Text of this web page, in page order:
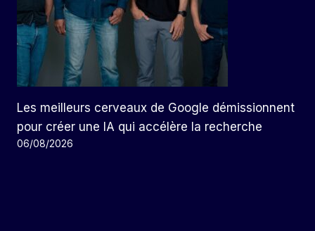
Les meilleurs cerveaux de Google démissionnent
pour créer une IA qui accélère la recherche
06/08/2026